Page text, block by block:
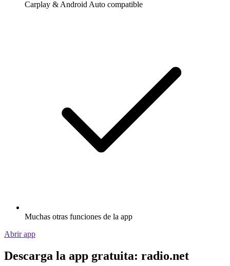
Carplay & Android Auto compatible
Muchas otras funciones de la app
Abrir app
Descarga la app gratuita: radio.net